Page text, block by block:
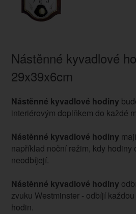
Nástěnné kyvadlové
29x39x6cm
Nástěnné kyvadlové hodiny
interiérovým doplňkem do každé
Nástěnné kyvadlové hodiny
například noční režim, kdy hodiny
neodbíjejí.
Nástěnné kyvadlové hodiny
zvuku Westminster - odbíjí
hodin.